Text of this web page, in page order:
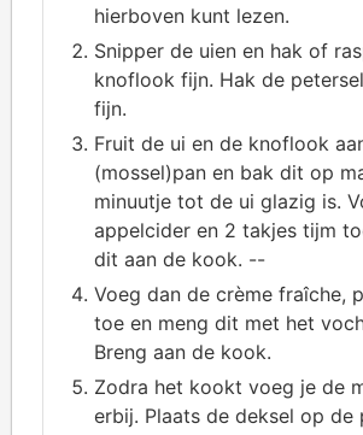
hierboven kunt lezen.
Snipper de uien en hak of
knoflook fijn. Hak de
fijn.
Fruit de ui en de knoflook
(mossel)pan en bak dit op
minuutje tot de ui glazig is.
appelcider en 2 takjes tijm
dit aan de kook. --
Voeg dan de crème fraîche,
toe en meng dit met het
Breng aan de kook.
Zodra het kookt voeg je de
erbij. Plaats de deksel op de